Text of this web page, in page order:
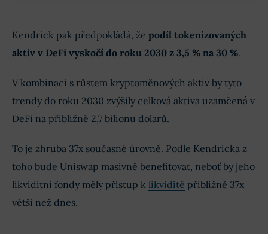
Kendrick pak předpokládá, že podíl tokenizovaných
aktiv v DeFi vyskočí do roku 2030 z 3,5 % na 30 %.
V kombinaci s růstem kryptoměnových aktiv by tyto
trendy do roku 2030 zvýšily celková aktiva uzamčená v
DeFi na přibližně 2,7 bilionu dolarů.
To je zhruba 37x současné úrovně. Podle Kendricka z
toho bude Uniswap masivně benefitovat, neboť by jeho
likviditní fondy měly přístup k likviditě přibližně 37x
větší než dnes.